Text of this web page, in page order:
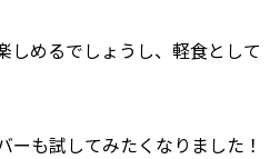
しめるでしょうし、軽食として
ーも試してみたくなりました！